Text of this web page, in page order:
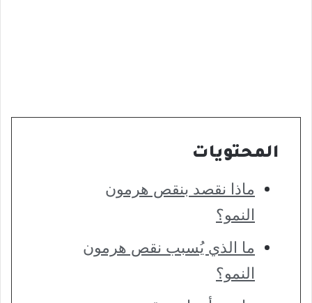
المحتويات
ماذا نقصد بنقص هرمون
النمو؟
ما الذي يُسبب نقص هرمون
النمو؟